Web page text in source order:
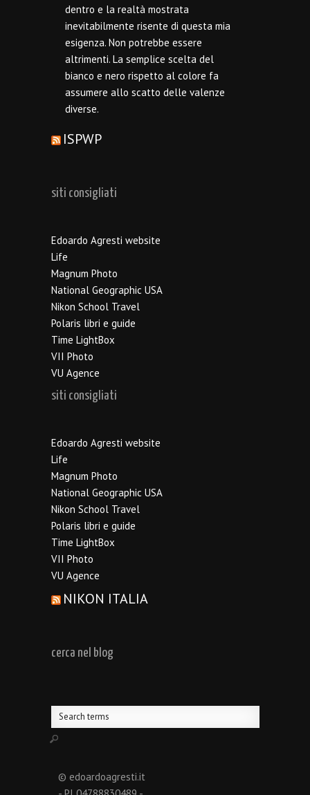
dentro e la realtà mostrata
inevitabilmente risente di questa mia
esigenza. Non potrebbe essere
altrimenti. La semplice scelta del
bianco e nero rispetto al colore fa
assumere allo scatto delle valenze
diverse.
ISPWP
siti consigliati
Edoardo Agresti website
Life
Magnum Photo
National Geographic USA
Nikon School Travel
Polaris libri e guide
Time LightBox
VII Photo
VU Agence
siti consigliati
Edoardo Agresti website
Life
Magnum Photo
National Geographic USA
Nikon School Travel
Polaris libri e guide
Time LightBox
VII Photo
VU Agence
NIKON ITALIA
cerca nel blog
© edoardoagresti.it